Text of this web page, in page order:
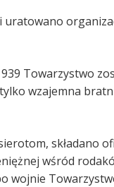
uratowano
Towarzystwo
wzajemna
składano
wśród
wojnie